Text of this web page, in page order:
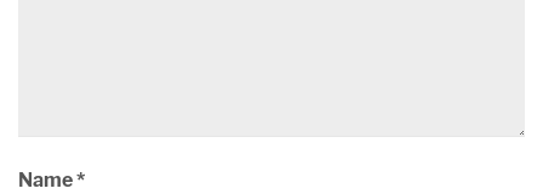
Name*